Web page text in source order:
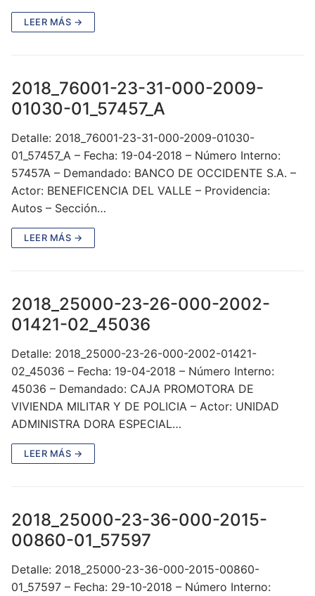
LEER MÁS →
2018_76001-23-31-000-2009-
01030-01_57457_A
Detalle: 2018_76001-23-31-000-2009-01030-
01_57457_A – Fecha: 19-04-2018 – Número Interno:
57457A – Demandado: BANCO DE OCCIDENTE S.A. –
Actor: BENEFICENCIA DEL VALLE – Providencia:
Autos – Sección…
LEER MÁS →
2018_25000-23-26-000-2002-
01421-02_45036
Detalle: 2018_25000-23-26-000-2002-01421-
02_45036 – Fecha: 19-04-2018 – Número Interno:
45036 – Demandado: CAJA PROMOTORA DE
VIVIENDA MILITAR Y DE POLICIA – Actor: UNIDAD
ADMINISTRA DORA ESPECIAL…
LEER MÁS →
2018_25000-23-36-000-2015-
00860-01_57597
Detalle: 2018_25000-23-36-000-2015-00860-
01_57597 – Fecha: 29-10-2018 – Número Interno: